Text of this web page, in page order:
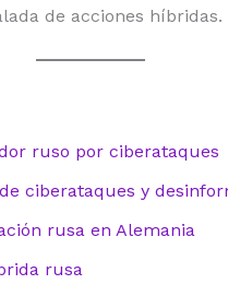
de acciones híbridas.
ruso por ciberataques
ciberataques y
rusa en Alemania
rusa